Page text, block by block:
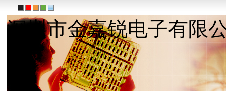
深圳市金嘉锐电子有限